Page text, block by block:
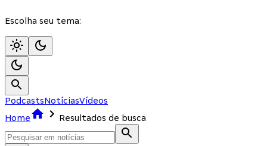
Escolha seu tema:
PodcastsNotíciasVídeos
Home
Resultados de busca